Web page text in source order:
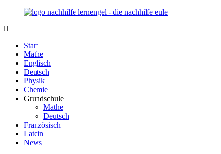
Zurück
Inhalt
Lernengel.de
Nachhilfe-
Eule
berät
zum
Thema
Nachhilfe
Lernen
wieder
Spaß
Start
Mathe
Englisch
Deutsch
Physik
Chemie
Grundschule
Mathe
Deutsch
Französisch
Latein
News